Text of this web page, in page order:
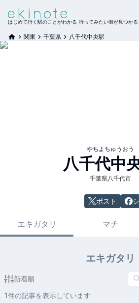
はじめて行く駅のことがわかる 行ってみたい街が見つかる
関東 千葉県 八千代中央駅
やちよちゅうおう
八千代中
千葉県八千代市
ポスト
エキガタリ マチ
エキガタリ
新着順
1件の記事を表示しています